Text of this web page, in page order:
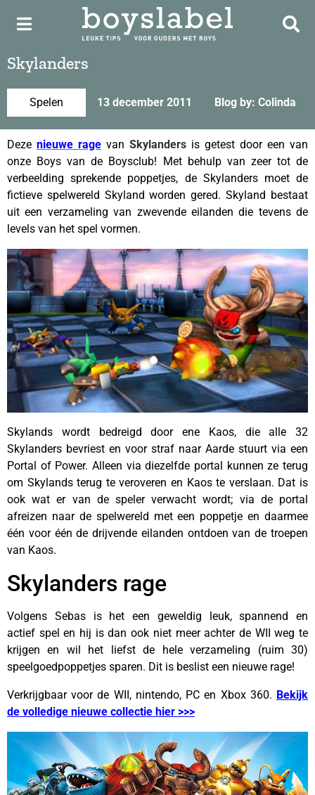
Skylanders
Spelen 13 december 2011 Blog by: Colinda
Deze nieuwe rage van Skylanders is getest door een van
onze Boys van de Boysclub! Met behulp van zeer tot de
verbeelding sprekende poppetjes, de Skylanders moet de
fictieve spelwereld Skyland worden gered. Skyland bestaat
uit een verzameling van zwevende eilanden die tevens de
levels van het spel vormen.
Skylands wordt bedreigd door ene Kaos, die alle 32
Skylanders bevriest en voor straf naar Aarde stuurt via een
Portal of Power. Alleen via diezelfde portal kunnen ze terug
om Skylands terug te veroveren en Kaos te verslaan. Dat is
ook wat er van de speler verwacht wordt; via de portal
afreizen naar de spelwereld met een poppetje en daarmee
één voor één de drijvende eilanden ontdoen van de troepen
van Kaos.
Skylanders rage
Volgens Sebas is het een geweldig leuk, spannend en
actief spel en hij is dan ook niet meer achter de WII weg te
krijgen en wil het liefst de hele verzameling (ruim 30)
speelgoedpoppetjes sparen. Dit is beslist een nieuwe rage!
Verkrijgbaar voor de WII, nintendo, PC en Xbox 360. Bekijk
de volledige nieuwe collectie hier >>>